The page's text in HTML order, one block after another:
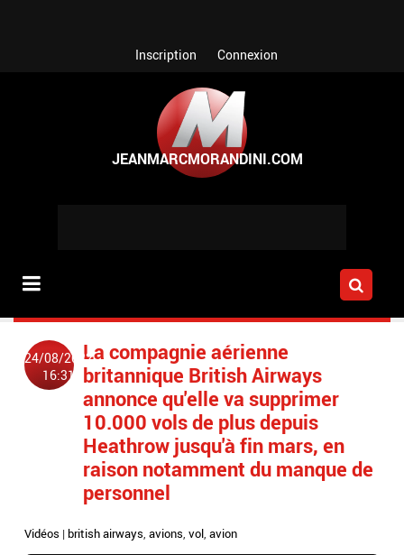
Inscription Connexion
24/08/2022
16:31
La compagnie aérienne
britannique British Airways
annonce qu'elle va supprimer
10.000 vols de plus depuis
Heathrow jusqu'à fin mars, en
raison notamment du manque de
personnel
Vidéos |british airways,avions,vol,avion